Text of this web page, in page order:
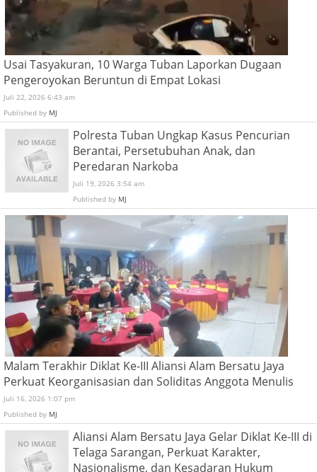
Usai Tasyakuran, 10 Warga Tuban Laporkan Dugaan
Pengeroyokan Beruntun di Empat Lokasi
Juli 22, 2026 6:43 am
Published by MJ
Polresta Tuban Ungkap Kasus Pencurian
Berantai, Persetubuhan Anak, dan
Peredaran Narkoba
Juli 19, 2026 3:54 am
Published by MJ
Malam Terakhir Diklat Ke-III Aliansi Alam Bersatu Jaya
Perkuat Keorganisasian dan Soliditas Anggota Menulis
Juli 16, 2026 1:07 pm
Published by MJ
Aliansi Alam Bersatu Jaya Gelar Diklat Ke-III di
Telaga Sarangan, Perkuat Karakter,
Nasionalisme, dan Kesadaran Hukum